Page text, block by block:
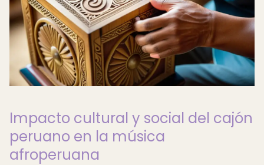
Impacto cultural y social del cajón
peruano en la música
afroperuana